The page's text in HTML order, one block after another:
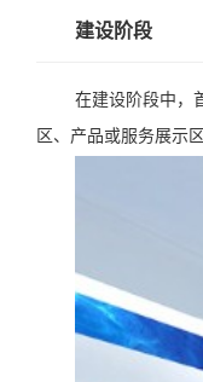
建设阶段
在建设阶段中，
区、产品或服务展示